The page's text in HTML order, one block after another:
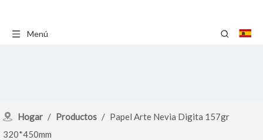
Menú
Hogar / Productos / Papel Arte Nevia Digita 157gr
320*450mm